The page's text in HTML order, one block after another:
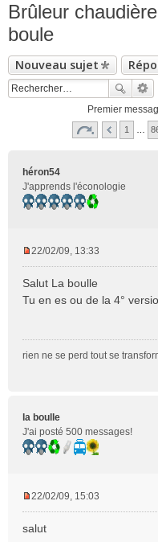
Brûleur
boule
Nouveau sujet
Premier
1
héron54
J'apprends l'éconologie
s
s
u
22/02/09, 13:33
Salut La boulle
Tu en es ou de la 4°
rien ne se perd tout se
la boulle
J'ai posté 500 messages!
s
22/02/09, 15:03
salut